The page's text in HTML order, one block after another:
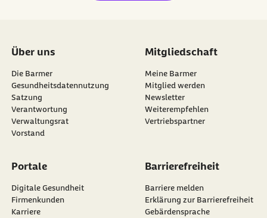
Über uns
Die Barmer
Gesundheitsdatennutzung
Satzung
Verantwortung
Verwaltungsrat
Vorstand
Mitgliedschaft
Meine Barmer
Mitglied werden
Newsletter
externer Link:
Weiterempfehlen
Vertriebspartner
Portale
Digitale Gesundheit
Firmenkunden
Karriere
Barrierefreiheit
Barriere melden
Erklärung zur Barrierefreiheit
Gebärdensprache